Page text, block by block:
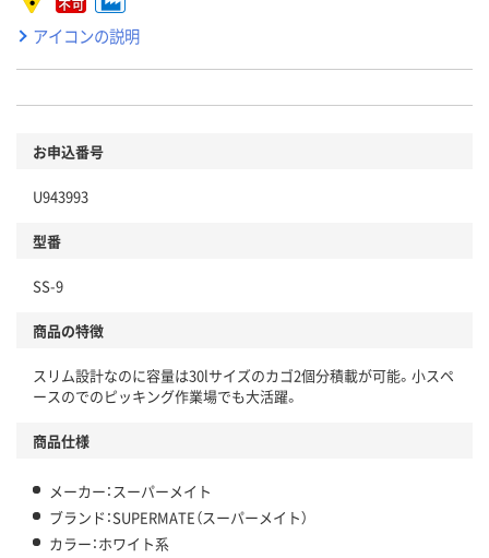
アイコンの説明
お申込番号
U943993
型番
SS-9
商品の特徴
スリム設計なのに容量は30lサイズのカゴ2個分積載が可能。小スペ
ースのでのピッキング作業場でも大活躍。
商品仕様
メーカー：スーパーメイト
ブランド：SUPERMATE（スーパーメイト）
カラー：ホワイト系